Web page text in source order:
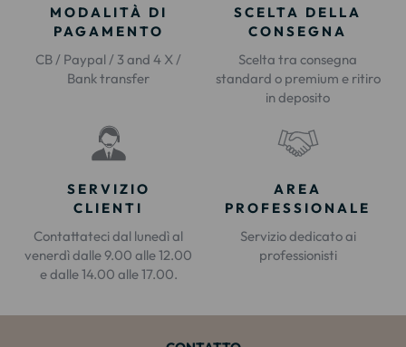
MODALITÀ DI
PAGAMENTO
CB / Paypal / 3 and 4 X /
Bank transfer
SCELTA DELLA
CONSEGNA
Scelta tra consegna
standard o premium e ritiro
in deposito
SERVIZIO
CLIENTI
Contattateci dal lunedì al
venerdì dalle 9.00 alle 12.00
e dalle 14.00 alle 17.00.
AREA
PROFESSIONALE
Servizio dedicato ai
professionisti